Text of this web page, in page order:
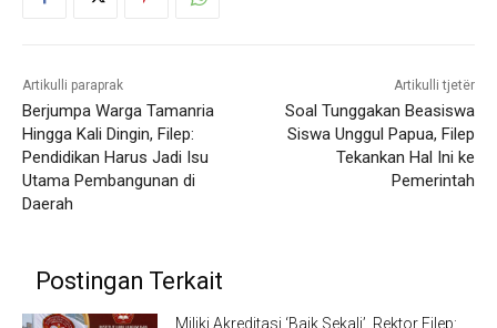
Artikulli paraprak
Berjumpa Warga Tamanria
Hingga Kali Dingin, Filep:
Pendidikan Harus Jadi Isu
Utama Pembangunan di
Daerah
Artikulli tjetër
Soal Tunggakan Beasiswa
Siswa Unggul Papua, Filep
Tekankan Hal Ini ke
Pemerintah
Postingan Terkait
Miliki Akreditasi ‘Baik Sekali’, Rektor Filep: